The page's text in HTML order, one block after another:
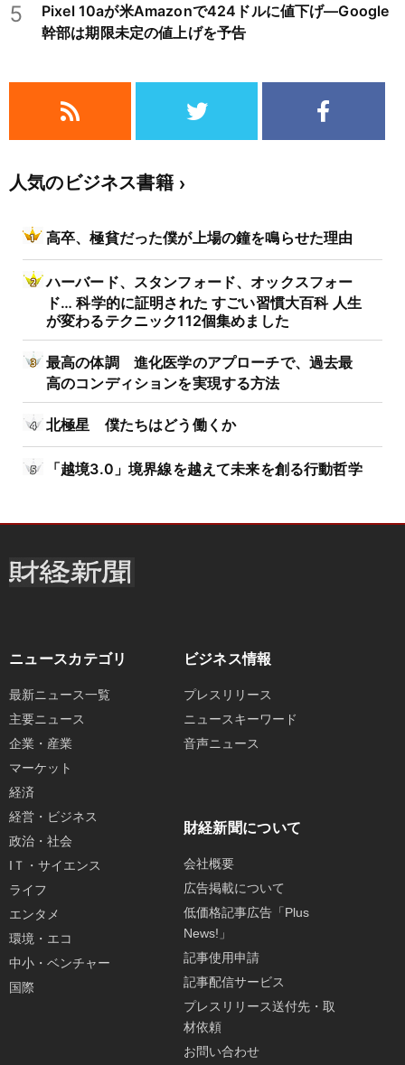
5
Pixel 10aが米Amazonで424ドルに値下げ―Google
幹部は期限未定の値上げを予告
人気のビジネス書籍
高卒、極貧だった僕が上場の鐘を鳴らせた理由
ハーバード、スタンフォード、オックスフォー
ド… 科学的に証明された すごい習慣大百科 人生
が変わるテクニック112個集めました
最高の体調 進化医学のアプローチで、過去最
高のコンディションを実現する方法
北極星 僕たちはどう働くか
「越境3.0」境界線を越えて未来を創る行動哲学
ニュースカテゴリ
最新ニュース一覧
主要ニュース
企業・産業
マーケット
経済
経営・ビジネス
政治・社会
IＴ・サイエンス
ライフ
エンタメ
環境・エコ
中小・ベンチャー
国際
ビジネス情報
プレスリリース
ニュースキーワード
音声ニュース
財経新聞について
会社概要
広告掲載について
低価格記事広告「Plus
News!」
記事使用申請
記事配信サービス
プレスリリース送付先・取
材依頼
お問い合わせ